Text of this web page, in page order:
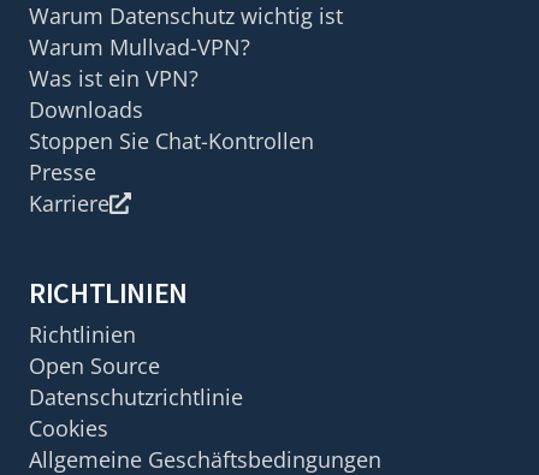
Warum Datenschutz wichtig ist
Warum Mullvad-VPN?
Was ist ein VPN?
Downloads
Stoppen Sie Chat-Kontrollen
Presse
Karriere
RICHTLINIEN
Richtlinien
Open Source
Datenschutzrichtlinie
Cookies
Allgemeine Geschäftsbedingungen